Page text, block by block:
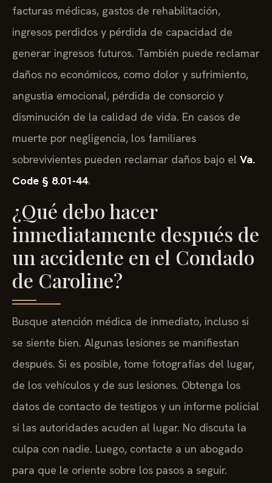
facturas médicas, gastos de rehabilitación,
ingresos perdidos y pérdida de capacidad de
generar ingresos futuros. También puede reclamar
daños no económicos, como dolor y sufrimiento,
angustia emocional, pérdida de consorcio y
disminución de la calidad de vida. En casos de
muerte por negligencia, los familiares
sobrevivientes pueden reclamar daños bajo el Va.
Code § 8.01-44.
¿Qué debo hacer
inmediatamente después de
un accidente en el Condado
de Caroline?
Busque atención médica de inmediato, incluso si
se siente bien. Algunas lesiones se manifiestan
después. Si es posible, tome fotografías del lugar,
de los vehículos y de sus lesiones. Obtenga los
datos de contacto de testigos y un informe policial
si las autoridades acuden al lugar. No discuta la
culpa con nadie. Luego, contacte a un abogado
para que le oriente sobre los pasos a seguir.